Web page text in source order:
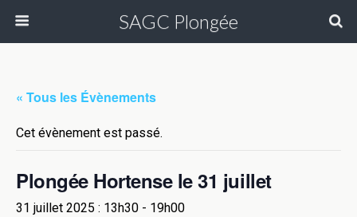
SAGC Plongée
« Tous les Évènements
Cet évènement est passé.
Plongée Hortense le 31 juillet
31 juillet 2025 : 13h30 - 19h00